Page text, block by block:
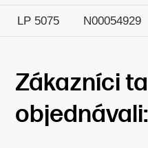
LP 5075 N00054929
Zákazníci
objednávali: